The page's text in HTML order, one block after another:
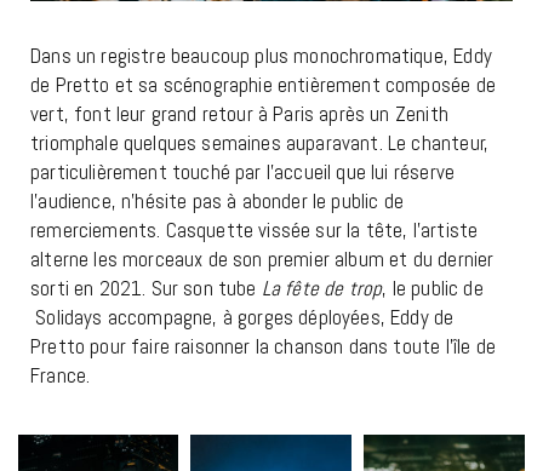
Dans un registre beaucoup plus monochromatique, Eddy
de Pretto et sa scénographie entièrement composée de
vert, font leur grand retour à Paris après un Zenith
triomphale quelques semaines auparavant. Le chanteur,
particulièrement touché par l’accueil que lui réserve
l’audience, n’hésite pas à abonder le public de
remerciements. Casquette vissée sur la tête, l’artiste
alterne les morceaux de son premier album et du dernier
sorti en 2021. Sur son tube La fête de trop, le public de
Solidays accompagne, à gorges déployées, Eddy de
Pretto pour faire raisonner la chanson dans toute l’île de
France.